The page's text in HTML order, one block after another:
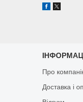
Про
Доставка і